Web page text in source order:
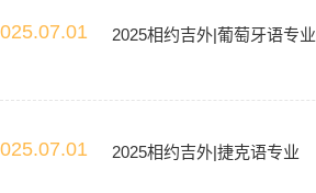
2025相约吉外|葡萄牙语专业
2025相约吉外|捷克语专业